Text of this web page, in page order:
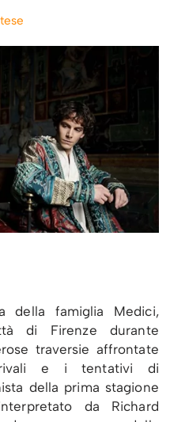
della famiglia Medici,
di Firenze durante
traversie affrontate
e i tentativi di
della prima stagione
da Richard